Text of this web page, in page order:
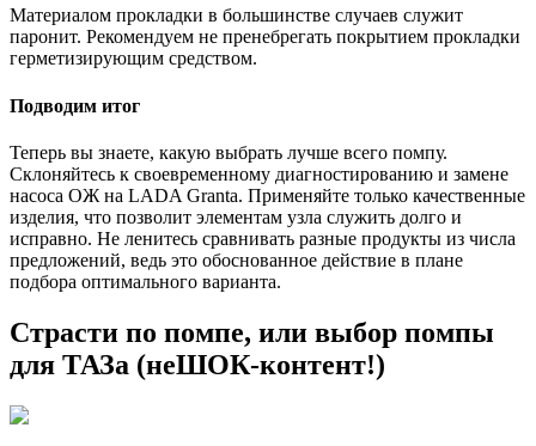
Материалом прокладки в большинстве случаев служит
паронит. Рекомендуем не пренебрегать покрытием прокладки
герметизирующим средством.
Подводим итог
Теперь вы знаете, какую выбрать лучше всего помпу.
Склоняйтесь к своевременному диагностированию и замене
насоса ОЖ на LADA Granta. Применяйте только качественные
изделия, что позволит элементам узла служить долго и
исправно. Не ленитесь сравнивать разные продукты из числа
предложений, ведь это обоснованное действие в плане
подбора оптимального варианта.
Страсти по помпе, или выбор помпы
для ТАЗа (неШОК-контент!)